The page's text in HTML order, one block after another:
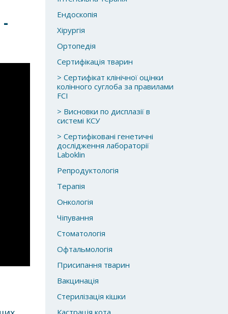
-
Ендоскопія
Хірургія
Ортопедія
Сертифікація тварин
> Сертифікат клінічної оцінки
колінного суглоба за правилами
FCI
> Висновки по дисплазії в
системі КСУ
> Сертифіковані генетичні
дослідження лабораторії
Laboklin
Репродуктологія
Терапія
Онкологія
Чіпування
Стоматологія
Офтальмологія
Присипання тварин
Вакцинація
Стерилізація кішки
Кастрація кота